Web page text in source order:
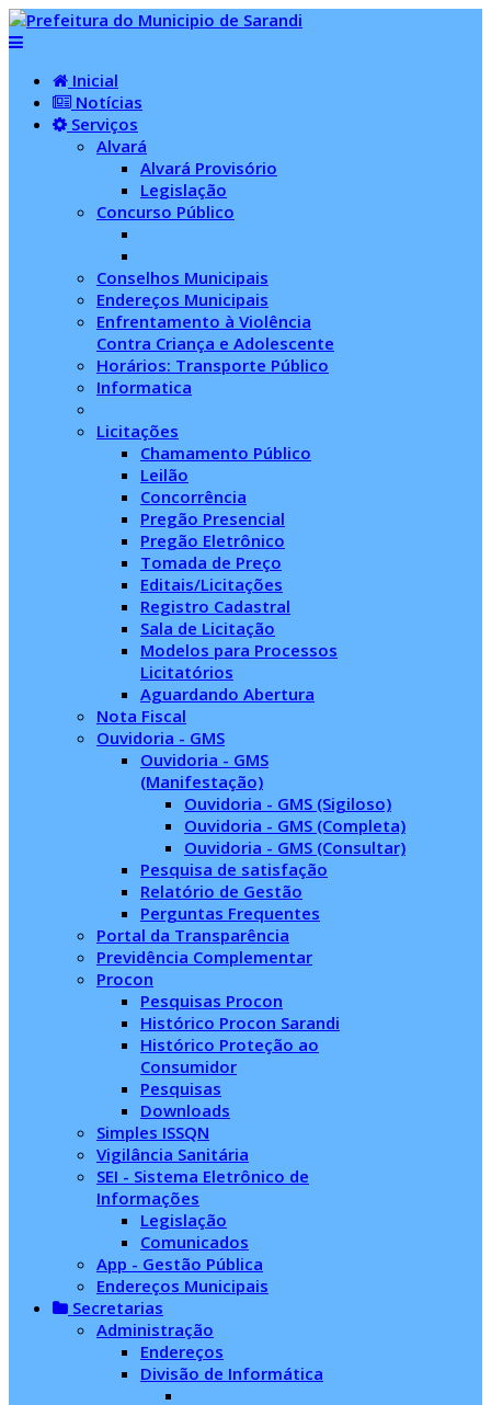
Inicial
Notícias
Serviços
Alvará
Alvará Provisório
Legislação
Concurso Público
Conselhos Municipais
Endereços Municipais
Enfrentamento à Violência
Contra Criança e Adolescente
Horários: Transporte Público
Informatica
Licitações
Chamamento Público
Leilão
Concorrência
Pregão Presencial
Pregão Eletrônico
Tomada de Preço
Editais/Licitações
Registro Cadastral
Sala de Licitação
Modelos para Processos
Licitatórios
Aguardando Abertura
Nota Fiscal
Ouvidoria - GMS
Ouvidoria - GMS
(Manifestação)
Ouvidoria - GMS (Sigiloso)
Ouvidoria - GMS (Completa)
Ouvidoria - GMS (Consultar)
Pesquisa de satisfação
Relatório de Gestão
Perguntas Frequentes
Portal da Transparência
Previdência Complementar
Procon
Pesquisas Procon
Histórico Procon Sarandi
Histórico Proteção ao
Consumidor
Pesquisas
Downloads
Simples ISSQN
Vigilância Sanitária
SEI - Sistema Eletrônico de
Informações
Legislação
Comunicados
App - Gestão Pública
Endereços Municipais
Secretarias
Administração
Endereços
Divisão de Informática